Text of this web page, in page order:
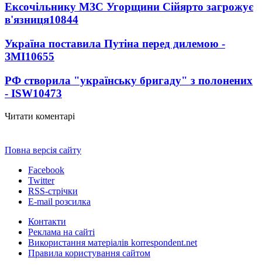
Ексочільнику МЗС Угорщини Сійярто загрожує
в'язниця10844
Україна поставила Путіна перед дилемою -
ЗМІ10655
РФ створила "українську бригаду" з полонених
- ISW10473
Читати коментарі
Повна версія сайту
Facebook
Twitter
RSS-стрічки
E-mail розсилка
Контакти
Реклама на сайті
Використання матеріалів korrespondent.net
Правила користування сайтом